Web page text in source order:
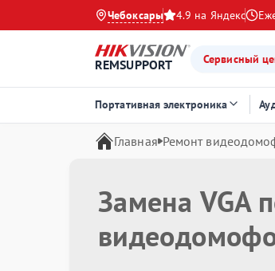
Чебоксары 4.9 на Яндекс
REMSUPPORT Сервисный
Портативная электроника
Главная Ремонт
Замена VGA